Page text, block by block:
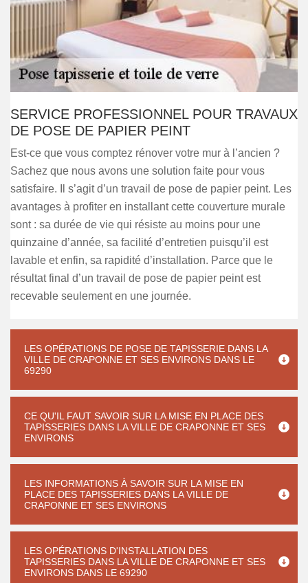
SERVICE PROFESSIONNEL POUR TRAVAUX
DE POSE DE PAPIER PEINT
Est-ce que vous comptez rénover votre mur à l’ancien ?
Sachez que nous avons une solution faite pour vous
satisfaire. Il s’agit d’un travail de pose de papier peint. Les
avantages à profiter en installant cette couverture murale
sont : sa durée de vie qui résiste au moins pour une
quinzaine d’année, sa facilité d’entretien puisqu’il est
lavable et enfin, sa rapidité d’installation. Parce que le
résultat final d’un travail de pose de papier peint est
recevable seulement en une journée.
LES OPÉRATIONS DE POSE DE TAPISSERIE DANS LA
VILLE DE CRAPONNE ET SES ENVIRONS DANS LE
69290
CE QU'IL FAUT SAVOIR SUR LA MISE EN PLACE DES
TAPISSERIES DANS LA VILLE DE CRAPONNE ET SES
ENVIRONS
LES INFORMATIONS À SAVOIR SUR LA MISE EN
PLACE DES TAPISSERIES DANS LA VILLE DE
CRAPONNE ET SES ENVIRONS
LES OPÉRATIONS D'INSTALLATION DES
TAPISSERIES DANS LA VILLE DE CRAPONNE ET SES
ENVIRONS DANS LE 69290